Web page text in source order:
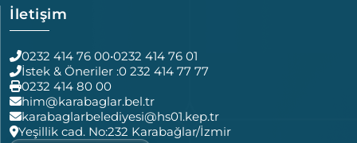
İletişim
0232 414 76 00•0232 414 76 01
İstek & Öneriler :0 232 414 77 77
0232 414 80 00
him@karabaglar.bel.tr
karabaglarbelediyesi@hs01.kep.tr
Yeşillik cad. No:232 Karabağlar/İzmir